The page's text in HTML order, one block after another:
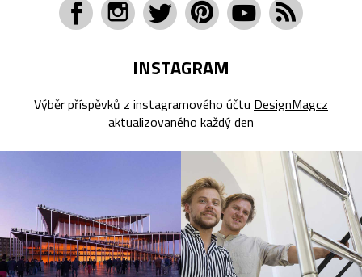
INSTAGRAM
Výběr příspěvků z instagramového účtu DesignMagcz
aktualizovaného každý den